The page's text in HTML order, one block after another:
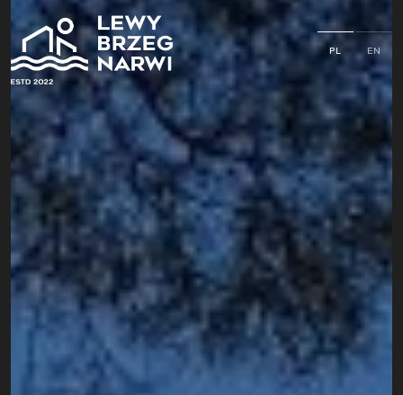
PL EN